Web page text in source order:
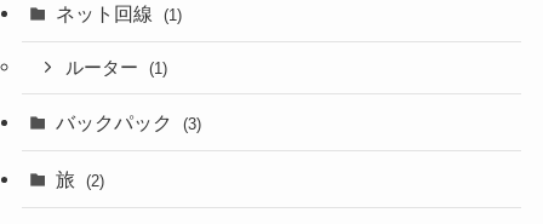
ネット回線 (1)
ルーター (1)
バックパック (3)
旅 (2)